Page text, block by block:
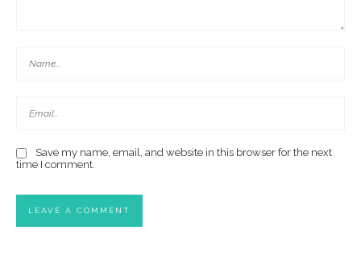
Save my name, email, and website in this browser for the next
time I comment.